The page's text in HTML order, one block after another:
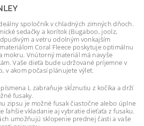
spoločník v chladných zimných dňoch.
sedačky a korítok (Bugaboo, joolz,
a vetru odolným vonkajším
Coral Fleece poskytuje optimálnu
Vnútorný materiál má navyše
Vaše dieťa bude udržované príjemne v
v akom počasí plánujete výlet.
L zabraňuje skĺznutiu z kočíka a drží
fusaky.
zipsu je možné fusak čiastočne alebo úplne
ľahšie vkladanie aj vybratie dieťaťa z fusaku.
umožňujú sklopenie prednej časti a vaše